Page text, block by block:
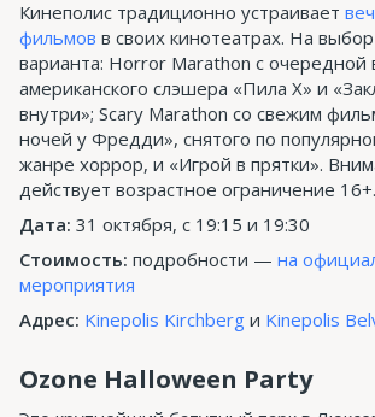
Кинеполис традиционно устраивает
фильмов в своих кинотеатрах. На
варианта: Horror Marathon с очередной
американского слэшера «Пила Х» и
внутри»; Scary Marathon со свежим
ночей у Фредди», снятого по
жанре хоррор, и «Игрой в прятки».
действует возрастное ограничение 16+.
Дата: 31 октября, с 19:15 и 19:30
Стоимость: подробности — на
мероприятия
Адрес: Kinepolis Kirchberg и Kinepolis
Ozone Halloween Party